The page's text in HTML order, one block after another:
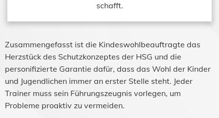
schafft.
Zusammengefasst ist die Kindeswohlbeauftragte das
Herzstück des Schutzkonzeptes der HSG und die
personifizierte Garantie dafür, dass das Wohl der Kinder
und Jugendlichen immer an erster Stelle steht. Jeder
Trainer muss sein Führungszeugnis vorlegen, um
Probleme proaktiv zu vermeiden.